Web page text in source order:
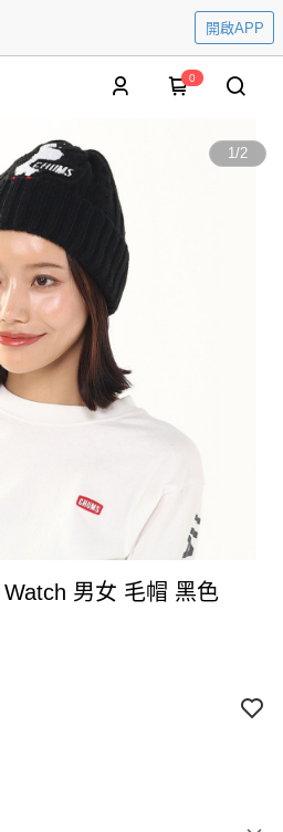
開啟APP
0
1/2
男女 毛帽 黑色